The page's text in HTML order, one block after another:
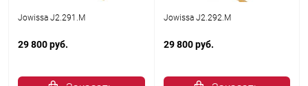
Jowissa J2.291.M
29 800 руб.
Jowissa J2.292.M
29 800 руб.